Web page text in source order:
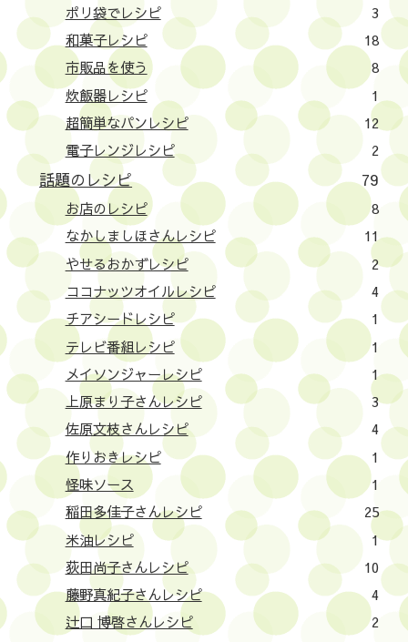
ポリ袋でレシピ
3
和菓子レシピ
18
市販品を使う
8
炊飯器レシピ
1
超簡単なパンレシピ
12
電子レンジレシピ
2
話題のレシピ 79
お店のレシピ
8
なかしましほさんレシピ
11
やせるおかずレシピ
2
ココナッツオイルレシピ
4
チアシードレシピ
1
テレビ番組レシピ
1
メイソンジャーレシピ
1
上原まり子さんレシピ
3
佐原文枝さんレシピ
4
作りおきレシピ
1
怪味ソース
1
稲田多佳子さんレシピ
25
米油レシピ
1
荻田尚子さんレシピ
10
藤野真紀子さんレシピ
4
辻口 博啓さんレシピ
2